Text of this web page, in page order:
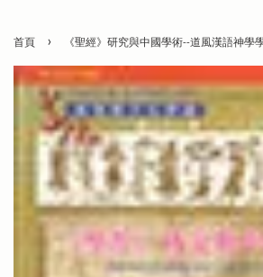
首頁 › 《聖經》研究與中國學術--道風漢語神學